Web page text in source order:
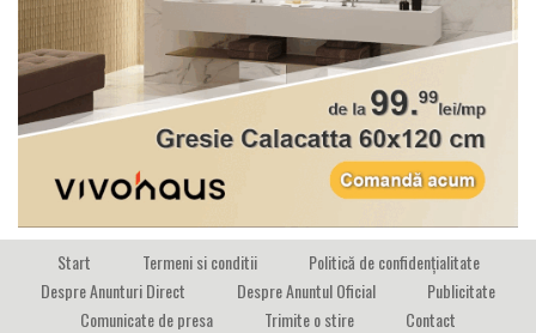
Start Termeni si conditii
Politică de confidențialitate
Despre Anunturi Direct
Despre Anuntul Oficial
Publicitate
Comunicate de presa
Trimite o stire Contact